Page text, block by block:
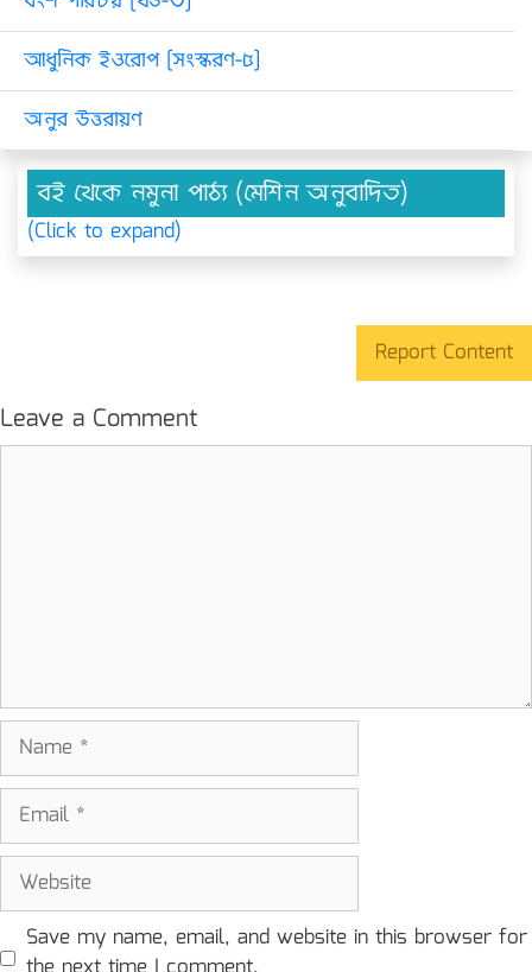
আধুনিক ইওরোপ [সংস্করণ-৫]
অনুর উত্তরায়ণ
বই থেকে নমুনা পাঠ্য (মেশিন অনুবাদিত)
(Click to expand)
Report Content
Leave a Comment
Name
Email
Website
Save my name, email, and website in this browser for